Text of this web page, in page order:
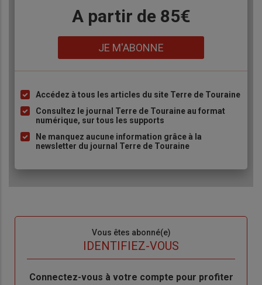
A partir de 85€
JE M'ABONNE
Liste
à
puce
Accédez à tous les articles du site Terre de Touraine
Consultez le journal Terre de Touraine au format
numérique, sur tous les supports
Ne manquez aucune information grâce à la
newsletter du journal Terre de Touraine
Vous êtes abonné(e)
IDENTIFIEZ-VOUS
Body
Connectez-vous à votre compte pour profiter